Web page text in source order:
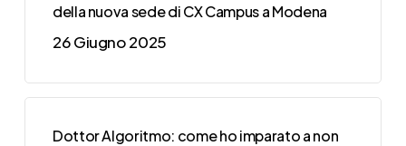
della nuova sede di CX Campus a Modena
26 Giugno 2025
Dottor Algoritmo: come ho imparato a non